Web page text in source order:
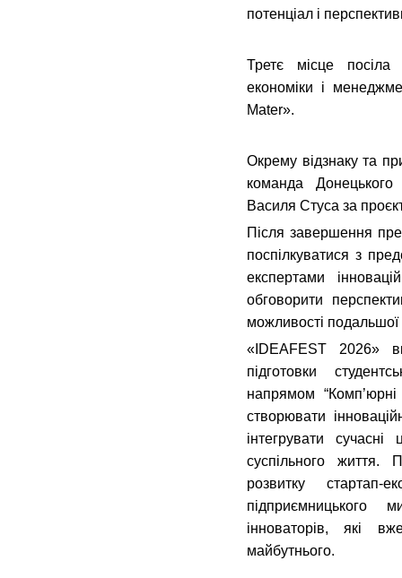
потенціал і
Третє місце посіла
економіки і
Mater».
Окрему відзнаку та
команда Донецького
Василя Стуса за
Після завершення
поспілкуватися з
експертами
обговорити
можливості подальшої
«IDEAFEST 2026»
підготовки
напрямом
створювати
інтегрувати
суспільного життя.
розвитку стартап-
підприємницького
інноваторів, які
майбутнього.